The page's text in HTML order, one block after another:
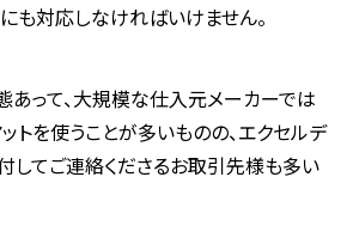
も対応しなければいけません。
あって、大規模な仕入元メーカーでは
トを使うことが多いものの、エクセルデ
してご連絡くださるお取引先様も多い